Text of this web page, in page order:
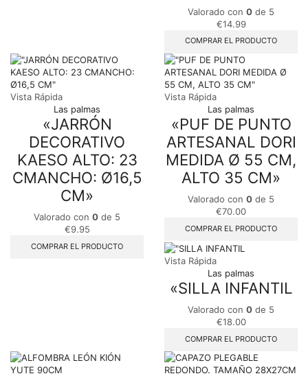
Valorado con 0 de 5
€14.99
COMPRAR EL PRODUCTO
Vista Rápida
Las palmas
«JARRÓN
DECORATIVO
KAESO ALTO: 23
CMANCHO: Ø16,5
CM»
Valorado con 0 de 5
€9.95
COMPRAR EL PRODUCTO
Vista Rápida
Las palmas
«PUF DE PUNTO
ARTESANAL DORI
MEDIDA Ø 55 CM,
ALTO 35 CM»
Valorado con 0 de 5
€70.00
COMPRAR EL PRODUCTO
Vista Rápida
Las palmas
«SILLA INFANTIL
Valorado con 0 de 5
€18.00
COMPRAR EL PRODUCTO